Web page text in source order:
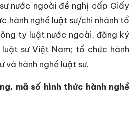
nước ngoài đề nghị cấp Giấy
hành nghề luật sư/chi nhánh tổ
ty luật nước ngoài, đăng ký
sư Việt Nam; tổ chức hành
và hành nghề luật sư.
mã số hình thức hành nghề